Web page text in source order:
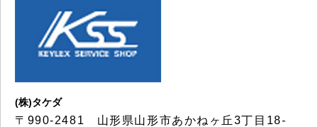
(株)タケダ
〒990-2481 山形県山形市あかねヶ丘3丁目18-